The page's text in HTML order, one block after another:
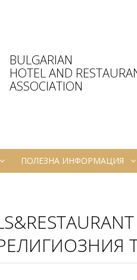
BULGARIAN
HOTEL AND
ASSOCIATION
ПОЛЕЗНА ИНФОРМАЦИЯ